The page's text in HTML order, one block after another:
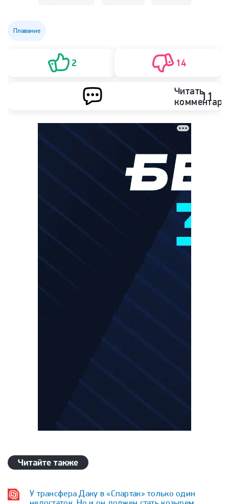
Плавание
2 14
Читать11
Читайте также
У трансфера Даку в «Спартак» только один